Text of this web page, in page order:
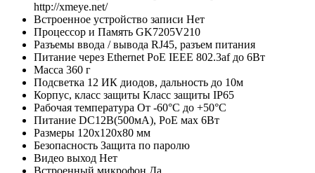
http://xmeye.net/
Встроенное устройство записи Нет
Процессор и Память GK7205V210
Разъемы ввода / вывода RJ45, разъем питания
Питание через Ethernet PoE IEEE 802.3af до 6Вт
Масса 360 г
Подсветка 12 ИК диодов, дальность до 10м
Корпус, класс защиты Класс защиты IР65
Рабочая температура От -60°С до +50°С
Питание DC12В(500мА), PoE мах 6Вт
Размеры 120х120х80 мм
Безопасность Защита по паролю
Видео выход Нет